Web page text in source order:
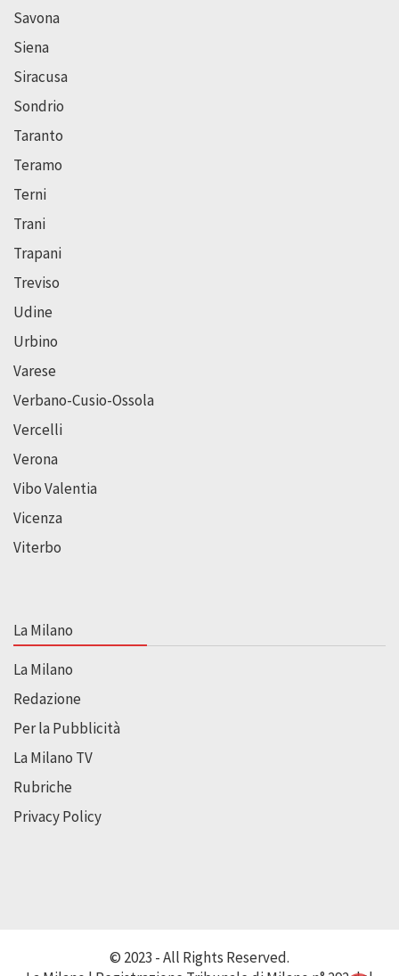
Savona
Siena
Siracusa
Sondrio
Taranto
Teramo
Terni
Trani
Trapani
Treviso
Udine
Urbino
Varese
Verbano-Cusio-Ossola
Vercelli
Verona
Vibo Valentia
Vicenza
Viterbo
La Milano
La Milano
Redazione
Per la Pubblicità
La Milano TV
Rubriche
Privacy Policy
© 2023 - All Rights Reserved.